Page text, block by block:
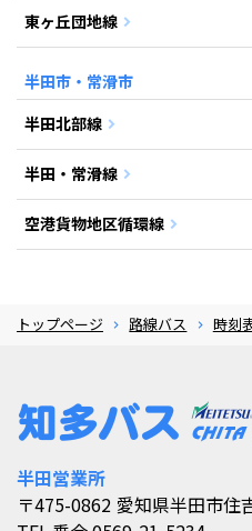
東ヶ丘団地線
半田市・常滑市
半田北部線
半田・常滑線
空港貨物地区循環線
トップページ 路線バス 時刻
半田営業所
〒475-0862 愛知県半田市住